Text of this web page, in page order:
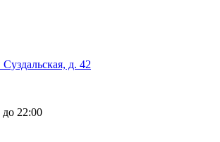
д. 42
22:00